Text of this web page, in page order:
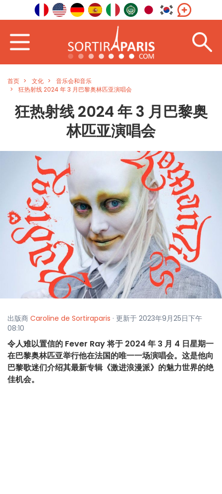
首页 文化
音乐会和音乐
狂热射线 2024 年 3 月巴黎奥林匹亚演唱会
狂热射线 2024 年 3 月巴黎奥
林匹亚演唱会
出版商 Caroline de Sortiraparis · 更新于 2023年9月25日下午
08:10
令人难以置信的 Fever Ray 将于 2024 年 3 月 4 日星期一
在巴黎奥林匹亚举行他在法国的唯一一场演唱会。这是他向
巴黎歌迷们介绍其最新专辑《激进浪漫派》的魅力世界的绝
佳机会。